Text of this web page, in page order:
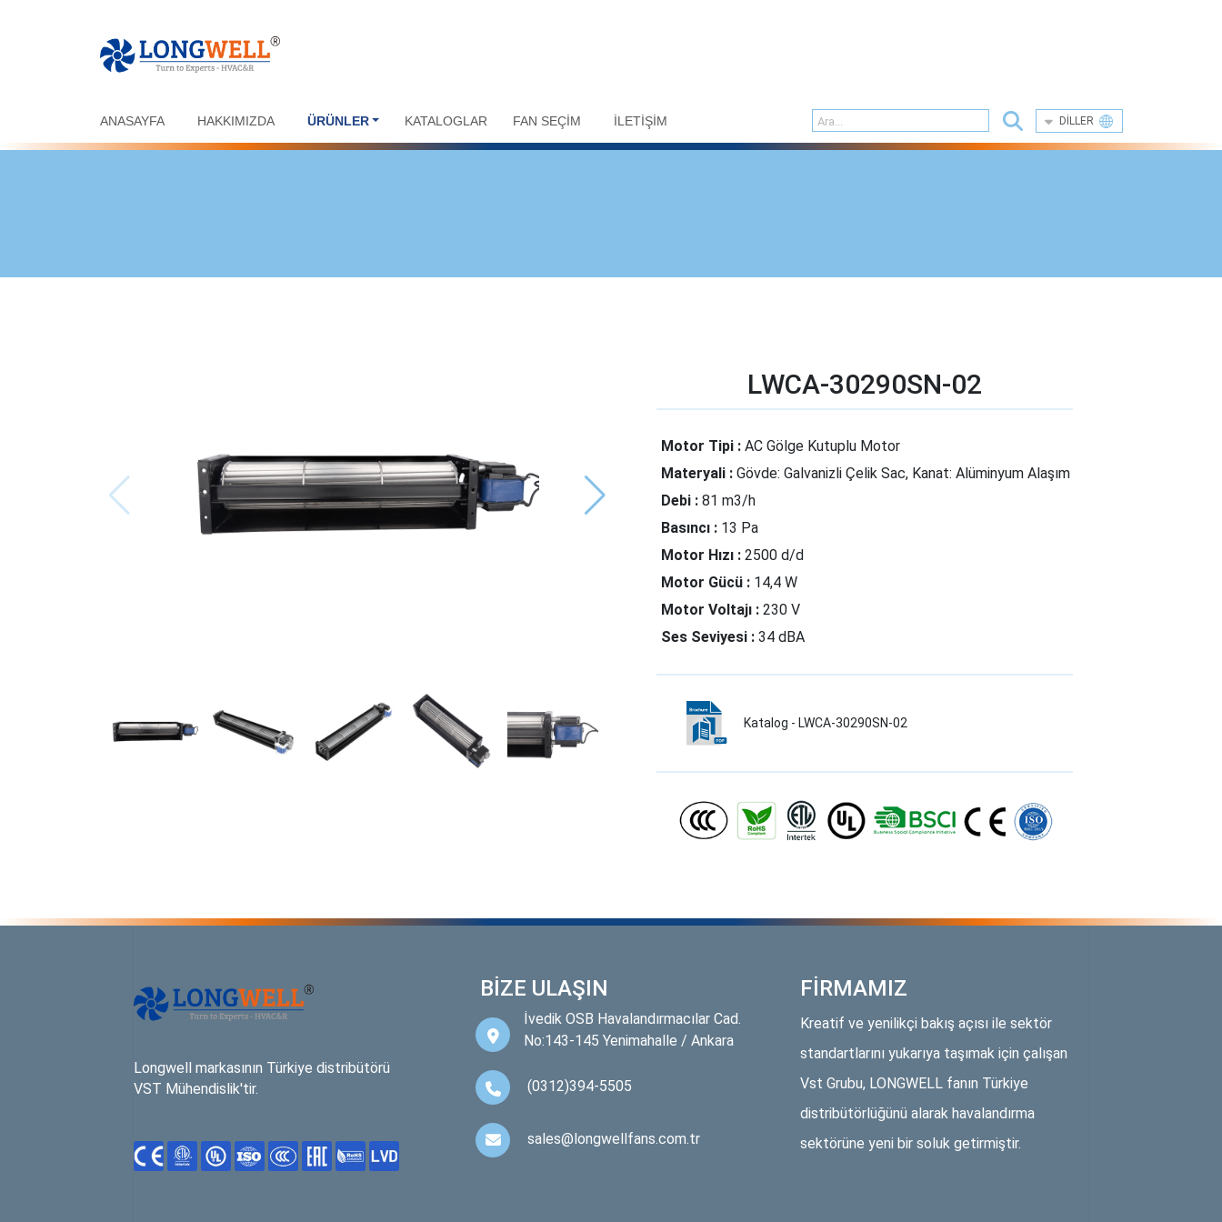
ANASAYFA HAKKIMIZDA ÜRÜNLER KATALOGLAR FAN SEÇİM İLETİŞİM DILLER
LWCA-30290SN-02
Motor Tipi : AC Gölge Kutuplu Motor
Materyali : Gövde: Galvanizli Çelik Sac, Kanat: Alüminyum Alaşım
Debi : 81 m3/h
Basıncı : 13 Pa
Motor Hızı : 2500 d/d
Motor Gücü : 14,4 W
Motor Voltajı : 230 V
Ses Seviyesi : 34 dBA
Katalog - LWCA-30290SN-02
Longwell markasının Türkiye distribütörü
VST Mühendislik'tir.
BİZE ULAŞIN
İvedik OSB Havalandırmacılar Cad.
No:143-145 Yenimahalle / Ankara
(0312)394-5505
sales@longwellfans.com.tr
FİRMAMIZ
Kreatif ve yenilikçi bakış açısı ile sektör
standartlarını yukarıya taşımak için çalışan
Vst Grubu, LONGWELL fanın Türkiye
distribütörlüğünü alarak havalandırma
sektörüne yeni bir soluk getirmiştir.